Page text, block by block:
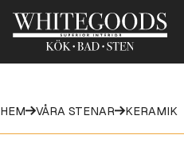
HEM VÅRA STENAR KERAMIK